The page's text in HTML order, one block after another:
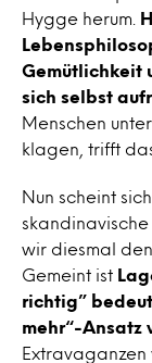
Hygge herum.
Gemütlichkeit
sich selbst
Menschen
klagen, trifft
Nun scheint
wir diesmal
Gemeint ist
richtig”
mehr“-Ansatz
Extravaganzen